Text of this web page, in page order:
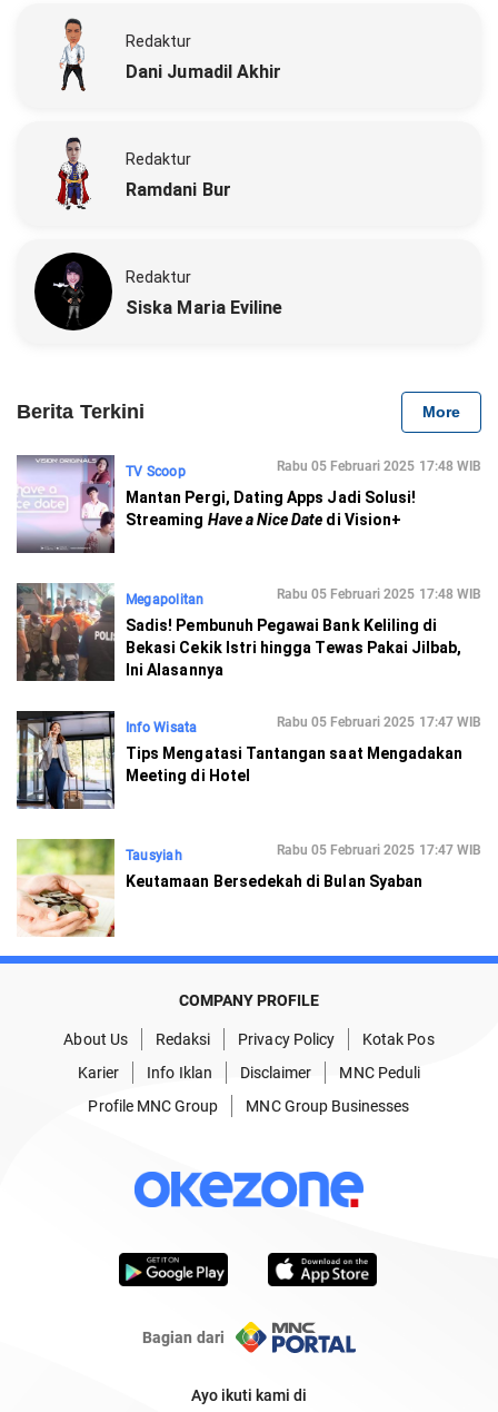
Redaktur
Dani Jumadil Akhir
Redaktur
Ramdani Bur
Redaktur
Siska Maria Eviline
Berita Terkini More
TV Scoop Rabu 05 Februari 2025 17:48 WIB
Mantan Pergi, Dating Apps Jadi Solusi!
Streaming Have a Nice Date di Vision+
Megapolitan Rabu 05 Februari 2025 17:48 WIB
Sadis! Pembunuh Pegawai Bank Keliling di
Bekasi Cekik Istri hingga Tewas Pakai Jilbab,
Ini Alasannya
Info Wisata Rabu 05 Februari 2025 17:47 WIB
Tips Mengatasi Tantangan saat Mengadakan
Meeting di Hotel
Tausyiah Rabu 05 Februari 2025 17:47 WIB
Keutamaan Bersedekah di Bulan Syaban
COMPANY PROFILE
About Us Redaksi Privacy Policy
Kotak Pos
Karier
Info Iklan Disclaimer
MNC Peduli
Profile MNC Group
MNC Group Businesses
Bagian dari
Ayo ikuti kami di